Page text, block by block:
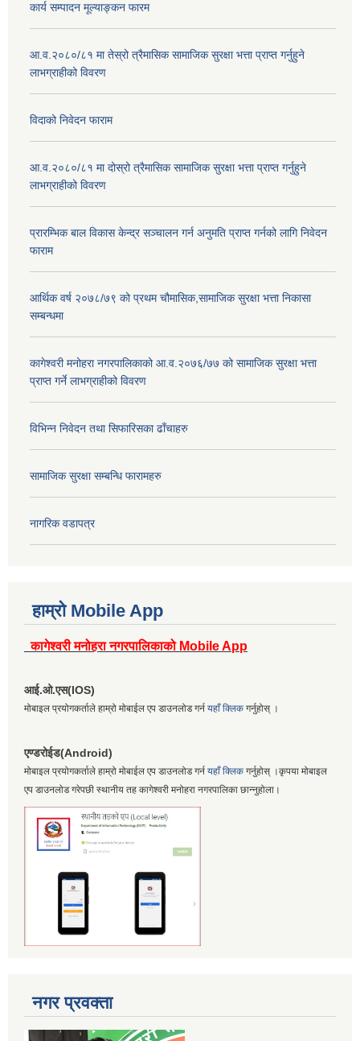
कार्य सम्पादन मूल्याङ्कन फारम
आ.व.२०८०/८१ मा तेस्रो त्रैमासिक सामाजिक सुरक्षा भत्ता प्राप्त गर्नुहुने
लाभग्राहीको विवरण
विदाको निवेदन फाराम
आ.व.२०८०/८१ मा दोस्रो त्रैमासिक सामाजिक सुरक्षा भत्ता प्राप्त गर्नुहुने
लाभग्राहीको विवरण
प्रारम्भिक बाल विकास केन्द्र सञ्चालन गर्न अनुमति प्राप्त गर्नको लागि निवेदन
फाराम
आर्थिक वर्ष २०७८/७९ को प्रथम चौमासिक,सामाजिक सुरक्षा भत्ता निकासा
सम्बन्धमा
कागेश्वरी मनोहरा नगरपालिकाको आ.व.२०७६/७७ को सामाजिक सुरक्षा भत्ता
प्राप्त गर्ने लाभग्राहीको विवरण
विभिन्न निवेदन तथा सिफारिसका ढाँचाहरु
सामाजिक सुरक्षा सम्बन्धि फारामहरु
नागरिक वडापत्र
हाम्रो Mobile App
कागेश्वरी मनोहरा नगरपालिकाको Mobile App
आई.ओ.एस(IOS)
मोबाइल प्रयोगकर्ताले हाम्रो मोबाईल एप डाउनलोड गर्न यहाँ क्लिक गर्नुहोस् ।
एण्डरोईड(Android)
मोबाइल प्रयोगकर्ताले हाम्रो मोबाईल एप डाउनलोड गर्न यहाँ क्लिक गर्नुहोस् ।कृपया मोबाइल
एप डाउनलोड गरेपछी स्थानीय तह कागेश्वरी मनोहरा नगरपालिका छान्नुहोला।
नगर प्रवक्ता